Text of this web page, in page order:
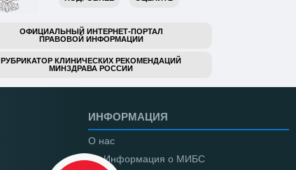
ОФИЦИАЛЬНЫЙ ИНТЕРНЕТ-ПОРТАЛ
ПРАВОВОЙ ИНФОРМАЦИИ
РУБРИКАТОР КЛИНИЧЕСКИХ РЕКОМЕНДАЦИЙ
МИНЗДРАВА РОССИИ
ИНФОРМАЦИЯ
О нас
Информация о МИБС